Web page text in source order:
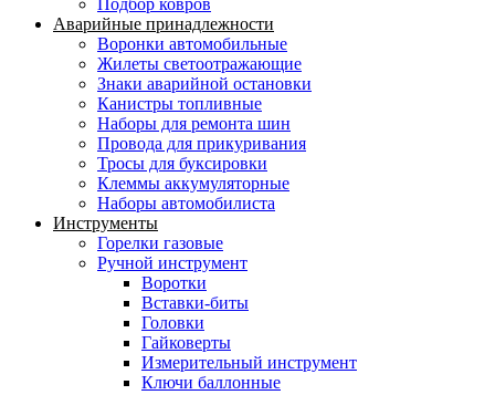
Подбор ковров
Аварийные принадлежности
Воронки автомобильные
Жилеты светоотражающие
Знаки аварийной остановки
Канистры топливные
Наборы для ремонта шин
Провода для прикуривания
Тросы для буксировки
Клеммы аккумуляторные
Наборы автомобилиста
Инструменты
Горелки газовые
Ручной инструмент
Воротки
Вставки-биты
Головки
Гайковерты
Измерительный инструмент
Ключи баллонные